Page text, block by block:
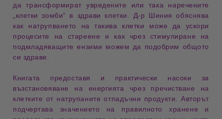
да трансформират увредените или така наречените
„клетки зомби“ в здрави клетки.
Д-р Шиния обяснява
как натрупването на такива клетки може да ускори
процесите на стареене и как чрез стимулиране на
подмладяващите ензими можем да подобрим общото
си здраве.
Книгата предоставя и практически насоки за
възстановяване на енергията чрез пречистване на
клетките от натрупаните отпадъчни продукти.
Авторът
подчертава значението на правилното хранене и